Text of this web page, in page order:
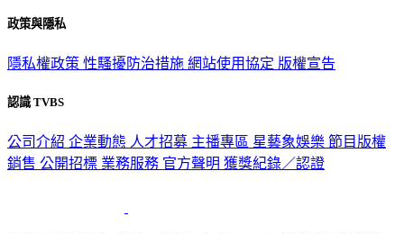
政策與隱私
隱私權政策 性騷擾防治措施 網站使用協定 版權宣告
認識 TVBS
公司介紹 企業動態 人才招募 主播專區 星藝象娛樂 節目版權
銷售 公開招標 業務服務 官方聲明 獲獎紀錄／認證